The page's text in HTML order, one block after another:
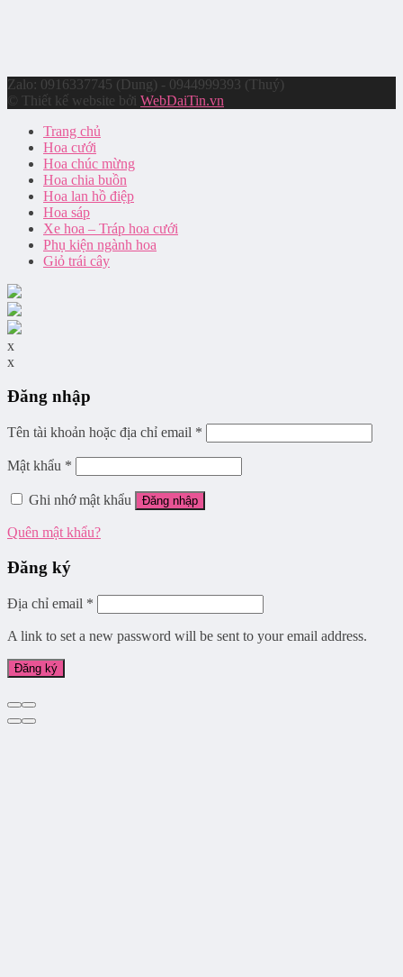
Zalo: 0916337745 (Dung) - 0944999393 (Thuý)
© Thiết kế website bởi WebDaiTin.vn
Trang chủ
Hoa cưới
Hoa chúc mừng
Hoa chia buồn
Hoa lan hồ điệp
Hoa sáp
Xe hoa – Tráp hoa cưới
Phụ kiện ngành hoa
Giỏ trái cây
x
x
Đăng nhập
Tên tài khoản hoặc địa chỉ email *
Mật khẩu *
Ghi nhớ mật khẩu Đăng nhập
Quên mật khẩu?
Đăng ký
Địa chỉ email *
A link to set a new password will be sent to your email address.
Đăng ký